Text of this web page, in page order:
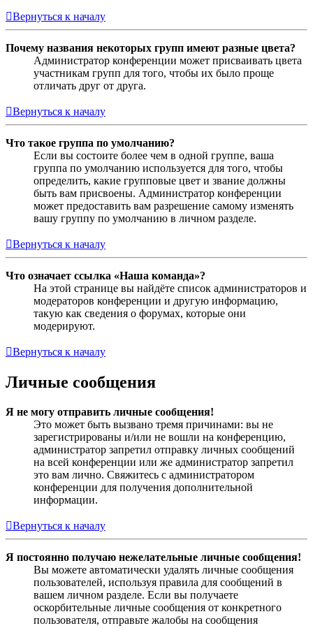
Вернуться к началу
Почему названия некоторых групп имеют разные цвета?
Администратор конференции может присваивать цвета
участникам групп для того, чтобы их было проще
отличать друг от друга.
Вернуться к началу
Что такое группа по умолчанию?
Если вы состоите более чем в одной группе, ваша
группа по умолчанию используется для того, чтобы
определить, какие групповые цвет и звание должны
быть вам присвоены. Администратор конференции
может предоставить вам разрешение самому изменять
вашу группу по умолчанию в личном разделе.
Вернуться к началу
Что означает ссылка «Наша команда»?
На этой странице вы найдёте список администраторов и
модераторов конференции и другую информацию,
такую как сведения о форумах, которые они
модерируют.
Вернуться к началу
Личные сообщения
Я не могу отправить личные сообщения!
Это может быть вызвано тремя причинами: вы не
зарегистрированы и/или не вошли на конференцию,
администратор запретил отправку личных сообщений
на всей конференции или же администратор запретил
это вам лично. Свяжитесь с администратором
конференции для получения дополнительной
информации.
Вернуться к началу
Я постоянно получаю нежелательные личные сообщения!
Вы можете автоматически удалять личные сообщения
пользователей, используя правила для сообщений в
вашем личном разделе. Если вы получаете
оскорбительные личные сообщения от конкретного
пользователя, отправьте жалобы на сообщения